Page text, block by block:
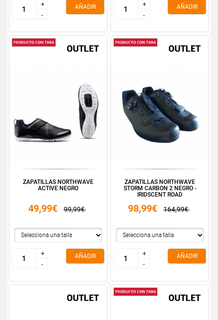
+
-
+
-
AÑADIR
+
-
+
-
AÑADIR
ZAPATILLAS NORTHWAVE
ACTIVE NEGRO
49,99€ 99,99€
+
-
+
-
AÑADIR
ZAPATILLAS NORTHWAVE
STORM CARBON 2 NEGRO -
IRIDSCENT ROAD
98,99€ 164,99€
+
-
+
-
AÑADIR